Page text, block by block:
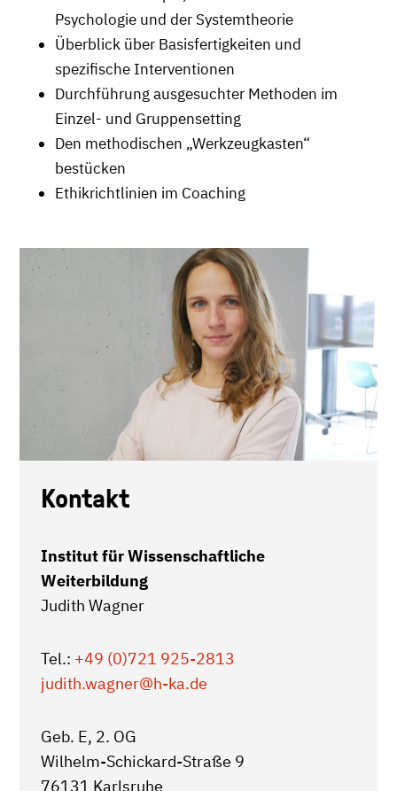
Psychologie und der Systemtheorie
Überblick über Basisfertigkeiten und
spezifische Interventionen
Durchführung ausgesuchter Methoden im
Einzel- und Gruppensetting
Den methodischen „Werkzeugkasten“
bestücken
Ethikrichtlinien im Coaching
Kontakt
Institut für Wissenschaftliche
Weiterbildung
Judith Wagner
Tel.: +49 (0)721 925-2813
judith.wagner@h-ka.de
Geb. E, 2. OG
Wilhelm-Schickard-Straße 9
76131 Karlsruhe